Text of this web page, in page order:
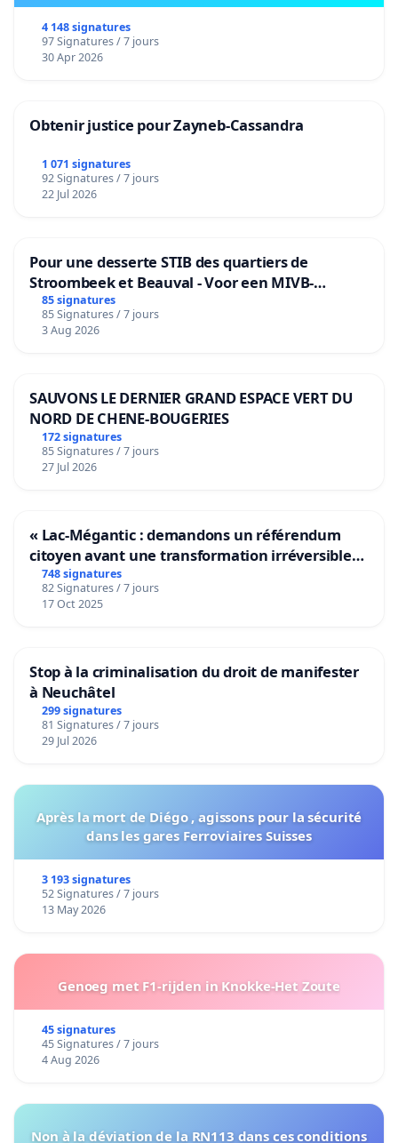
4 148 signatures
97 Signatures / 7 jours
30 Apr 2026
Obtenir justice pour Zayneb-Cassandra
1 071 signatures
92 Signatures / 7 jours
22 Jul 2026
Pour une desserte STIB des quartiers de
Stroombeek et Beauval - Voor een MIVB-
bediening van de wijken Strombeek en Het
Voor
85 signatures
85 Signatures / 7 jours
3 Aug 2026
SAUVONS LE DERNIER GRAND ESPACE VERT DU
NORD DE CHENE-BOUGERIES
172 signatures
85 Signatures / 7 jours
27 Jul 2026
« Lac-Mégantic : demandons un référendum
citoyen avant une transformation irréversible
de notre territoire »
748 signatures
82 Signatures / 7 jours
17 Oct 2025
Stop à la criminalisation du droit de manifester
à Neuchâtel
299 signatures
81 Signatures / 7 jours
29 Jul 2026
Après la mort de Diégo , agissons pour la sécurité
dans les gares Ferroviaires Suisses
3 193 signatures
52 Signatures / 7 jours
13 May 2026
Genoeg met F1-rijden in Knokke-Het Zoute
45 signatures
45 Signatures / 7 jours
4 Aug 2026
Non à la déviation de la RN113 dans ces conditions